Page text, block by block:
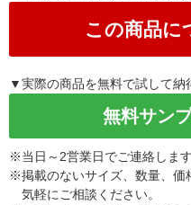
この商品に
▼実際の商品を無料で試して納
無料サン
※当日～2営業日でご連絡します
※掲載のないサイズ、数量、
気軽にご相談ください。